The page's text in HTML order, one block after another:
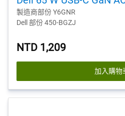
製造商部份 Y6GNR
Dell 部份 450-BGZJ
NTD 1,209
加入購物